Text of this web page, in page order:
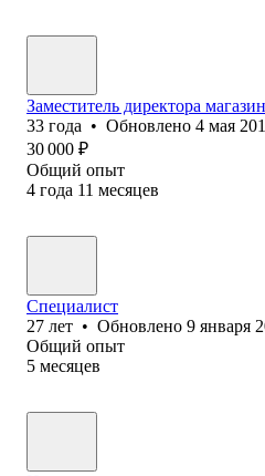
Заместитель директора
33 года • Обновлено 4 мая
30 000 ₽
Общий опыт
4 года 11 месяцев
Специалист
27 лет • Обновлено 9 января
Общий опыт
5 месяцев